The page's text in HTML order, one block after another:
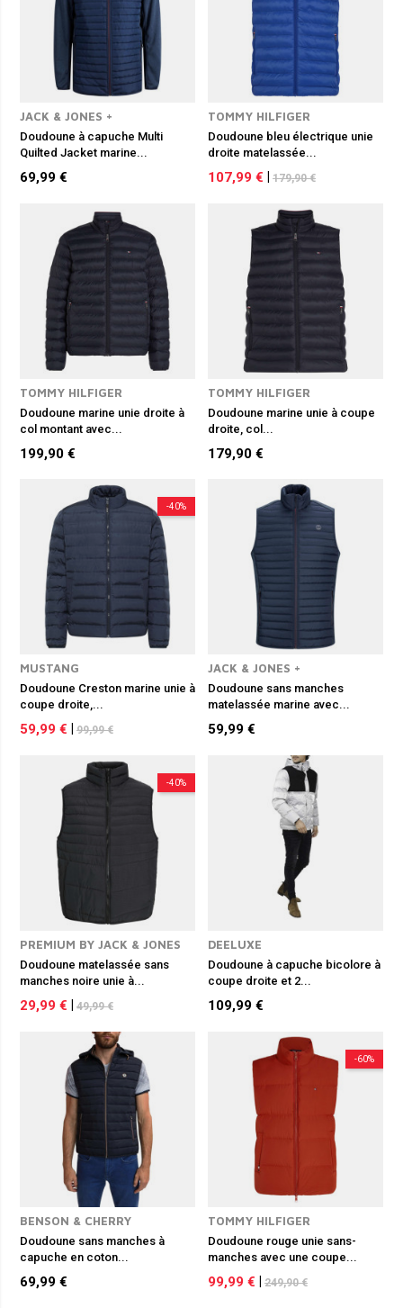
JACK & JONES +
Doudoune à capuche Multi
Quilted Jacket marine...
69,99 €
TOMMY HILFIGER
Doudoune bleu électrique unie
droite matelassée...
107,99 € 179,90 €
TOMMY HILFIGER
Doudoune marine unie droite à
col montant avec...
199,90 €
TOMMY HILFIGER
Doudoune marine unie à coupe
droite, col...
179,90 €
-40%
MUSTANG
Doudoune Creston marine unie à
coupe droite,...
59,99 € 99,99 €
JACK & JONES +
Doudoune sans manches
matelassée marine avec...
59,99 €
-40%
PREMIUM BY JACK & JONES
Doudoune matelassée sans
manches noire unie à...
29,99 € 49,99 €
DEELUXE
Doudoune à capuche bicolore à
coupe droite et 2...
109,99 €
BENSON & CHERRY
Doudoune sans manches à
capuche en coton...
69,99 €
-60%
TOMMY HILFIGER
Doudoune rouge unie sans-
manches avec une coupe...
99,99 € 249,90 €